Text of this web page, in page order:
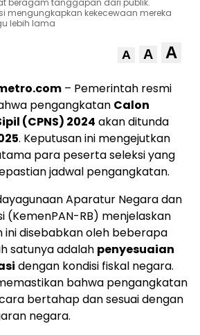
beragam tanggapan dari publik.
mengungkapkan kekecewaan mereka
lebih lama
A A A
– Pemerintah resmi
pengangkatan Calon
(CPNS) 2024 akan ditunda
. Keputusan ini mengejutkan
para peserta seleksi yang
jadwal pengangkatan.
Aparatur Negara dan
(KemenPAN-RB) menjelaskan
ini disebabkan oleh beberapa
satunya adalah penyesuaian
dengan kondisi fiskal negara.
bahwa pengangkatan
bertahap dan sesuai dengan
negara.